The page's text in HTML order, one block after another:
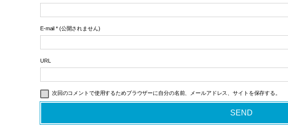
E-mail *(公開されません)
URL
次回のコメントで使用するためブラウザーに自分の名前、メールアドレス、サイトを保存する。